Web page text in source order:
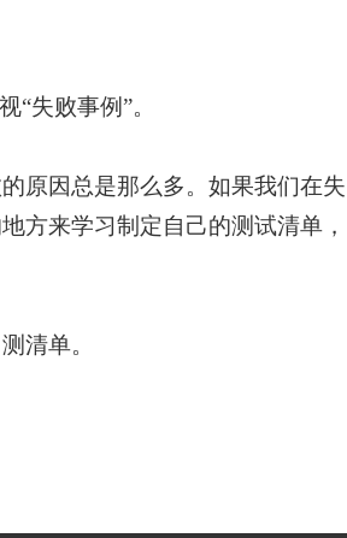
“失败事例”。
原因总是那么多。如果我们在失
方来学习制定自己的测试清单，
清单。